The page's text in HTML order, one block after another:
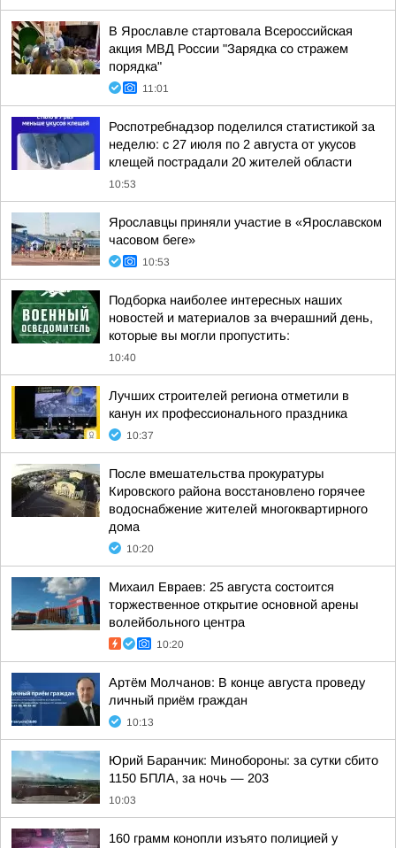
В Ярославле стартовала Всероссийская
акция МВД России "Зарядка со стражем
порядка"
11:01
Роспотребнадзор поделился статистикой за
неделю: с 27 июля по 2 августа от укусов
клещей пострадали 20 жителей области
10:53
Ярославцы приняли участие в «Ярославском
часовом беге»
10:53
Подборка наиболее интересных наших
новостей и материалов за вчерашний день,
которые вы могли пропустить:
10:40
Лучших строителей региона отметили в
канун их профессионального праздника
10:37
После вмешательства прокуратуры
Кировского района восстановлено горячее
водоснабжение жителей многоквартирного
дома
10:20
Михаил Евраев: 25 августа состоится
торжественное открытие основной арены
волейбольного центра
10:20
Артём Молчанов: В конце августа проведу
личный приём граждан
10:13
Юрий Баранчик: Минобороны: за сутки сбито
1150 БПЛА, за ночь — 203
10:03
160 грамм конопли изъято полицией у